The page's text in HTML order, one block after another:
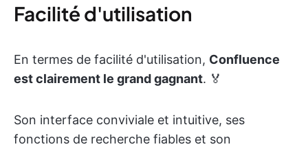
Facilité d'utilisation
En termes de facilité d'utilisation, Confluence
est clairement le grand gagnant. 🏅
Son interface conviviale et intuitive, ses
fonctions de recherche fiables et son